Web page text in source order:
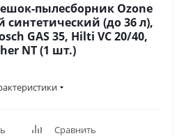
пылесборник Ozone
синтетический (до 36 л),
GAS 35, Hilti VC 20/40,
NT (1 шт.)
Сравнить